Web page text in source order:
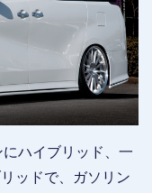
ハイブリッド、一
ッドで、ガソリン